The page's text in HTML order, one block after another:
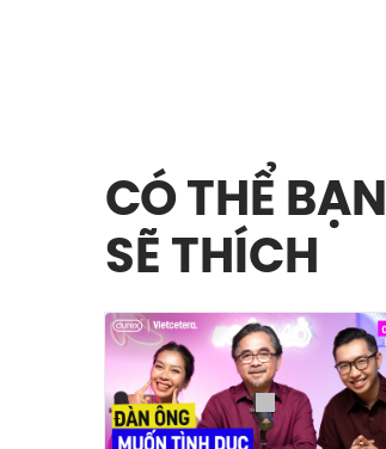
CÓ THỂ BẠN
SẼ THÍCH